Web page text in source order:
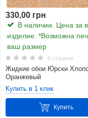
330,00 грн
В наличии. Цена за
изделие. *Возможна
ваш размер
0 отзывов
Жидкие обои Юрски
Оранжевый
Купить в 1 клик
Купить